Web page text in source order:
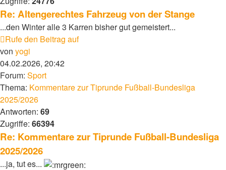
Re: Altengerechtes Fahrzeug von der Stange
...den Winter alle 3 Karren bisher gut gemeistert...
Rufe den Beitrag auf
von yogi
04.02.2026, 20:42
Forum: Sport
Thema: Kommentare zur Tiprunde Fußball-Bundesliga
2025/2026
Antworten: 69
Zugriffe: 66394
Re: Kommentare zur Tiprunde Fußball-Bundesliga
2025/2026
...ja, tut es...